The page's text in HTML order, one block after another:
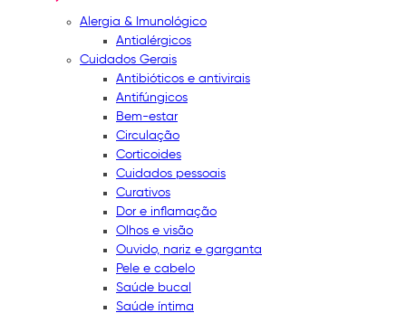
Alergia & Imunológico
Antialérgicos
Cuidados Gerais
Antibióticos e antivirais
Antifúngicos
Bem-estar
Circulação
Corticoides
Cuidados pessoais
Curativos
Dor e inflamação
Olhos e visão
Ouvido, nariz e garganta
Pele e cabelo
Saúde bucal
Saúde íntima